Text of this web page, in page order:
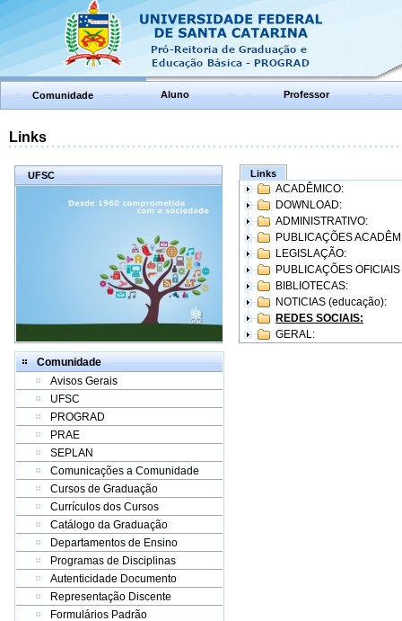
Comunidade Aluno Professor
Links
UFSC
Comunidade
Avisos Gerais
UFSC
PROGRAD
PRAE
SEPLAN
Comunicações a Comunidade
Cursos de Graduação
Currículos dos Cursos
Catálogo da Graduação
Departamentos de Ensino
Programas de Disciplinas
Autenticidade Documento
Representação Discente
Formulários Padrão
Links
ACADÊMICO:
DOWNLOAD:
ADMINISTRATIVO:
PUBLICAÇÕES
LEGISLAÇÃO:
PUBLICAÇÕES
BIBLIOTECAS:
NOTICIAS (educação):
REDES SOCIAIS:
GERAL: